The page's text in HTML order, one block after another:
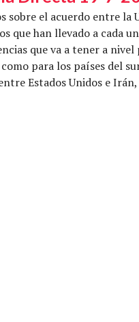
sobre el acuerdo entre la
que han llevado a cada
que va a tener a
para los países del
Estados Unidos e
– Economía Directa